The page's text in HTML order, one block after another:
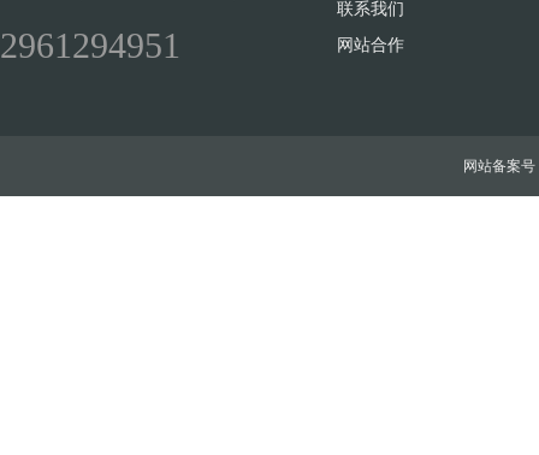
2961294951
联系我们
网站合作
网站备案号